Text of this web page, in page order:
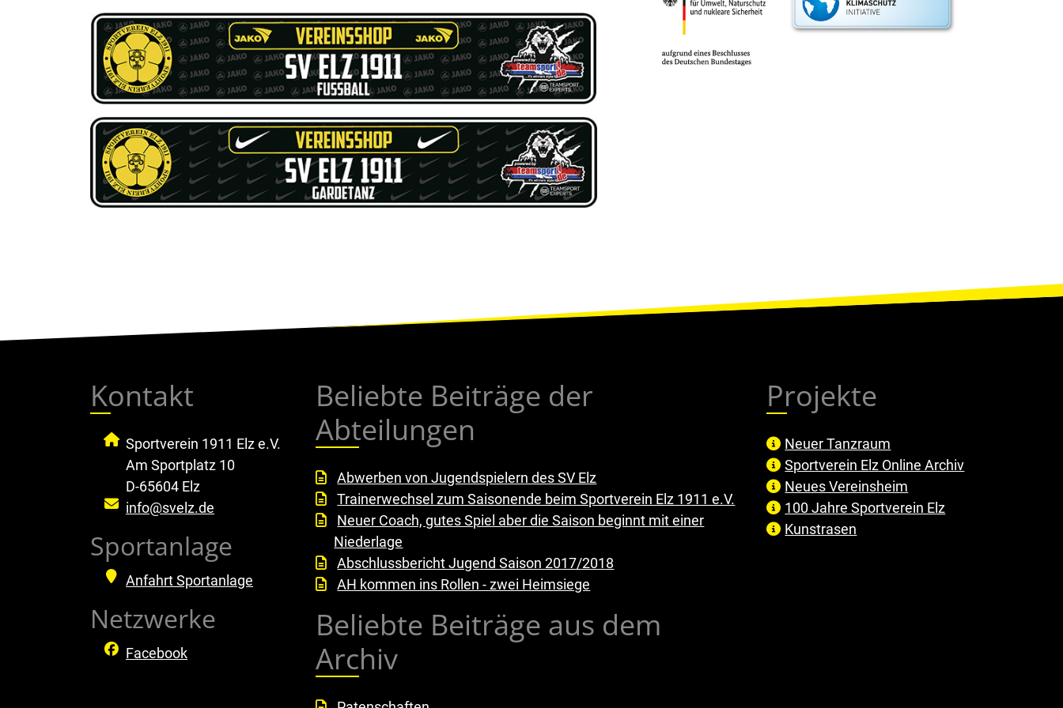
Kontakt
Sportverein 1911 Elz e.V.
Am Sportplatz 10
D-65604 Elz
info@svelz.de
Sportanlage
Anfahrt Sportanlage
Netzwerke
Facebook
Beliebte Beiträge der
Abteilungen
Abwerben von Jugendspielern des SV Elz
Trainerwechsel zum Saisonende beim Sportverein Elz 1911 e.V.
Neuer Coach, gutes Spiel aber die Saison beginnt mit einer
Niederlage
Abschlussbericht Jugend Saison 2017/2018
AH kommen ins Rollen - zwei Heimsiege
Beliebte Beiträge aus dem
Archiv
Projekte
Neuer Tanzraum
Sportverein Elz Online Archiv
Neues Vereinsheim
100 Jahre Sportverein Elz
Kunstrasen